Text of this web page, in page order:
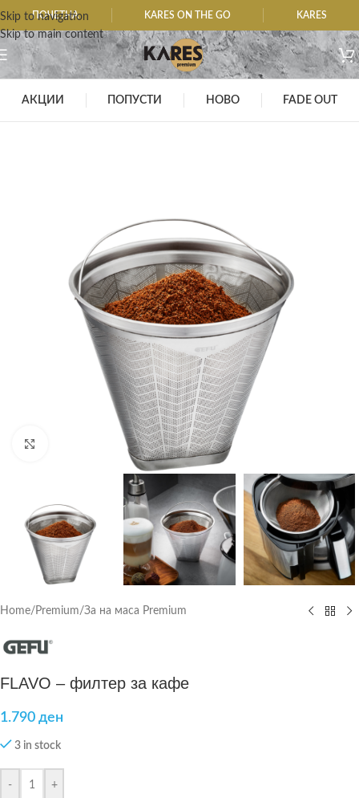
Skip to navigation
Skip to main content
ПОЧЕТНА KARES ON THE GO KARES
АКЦИИ ПОПУСТИ НОВО FADE OUT
Home/ Premium/За на маса Premium
FLAVO – филтер за кафе
1.790 ден
3 in stock
- +